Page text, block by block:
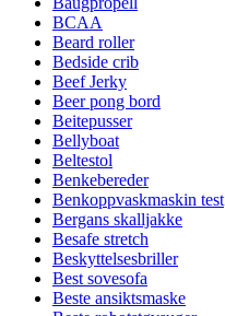
BCAA
Beard roller
Bedside crib
Beef Jerky
Beer pong bord
Beitepusser
Bellyboat
Beltestol
Benkebereder
Benkoppvaskmaskin test
Bergans skalljakke
Besafe stretch
Beskyttelsesbriller
Best sovesofa
Beste ansiktsmaske